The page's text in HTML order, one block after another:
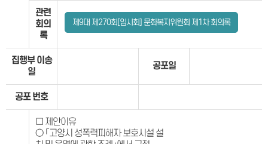
관련
회의
록
제9대 제270회[임시회] 문화복지위원회 제1차 회의록
집행부 이송
일
공포일
공포 번호
□ 제안이유
○ 「고양시 성폭력피해자 보호시설 설